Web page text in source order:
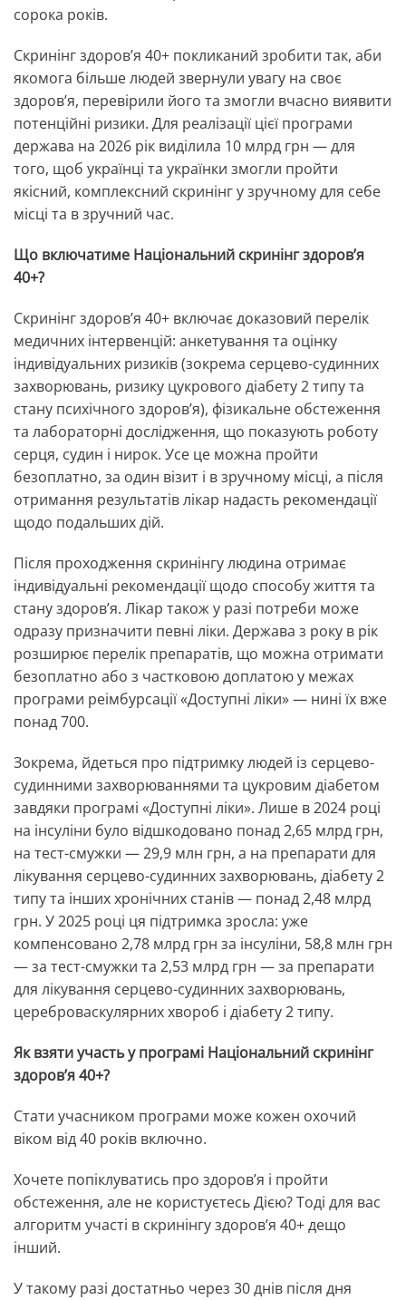
сорока років.
Скринінг здоров’я 40+ покликаний зробити так, аби
якомога більше людей звернули увагу на своє
здоров’я, перевірили його та змогли вчасно виявити
потенційні ризики. Для реалізації цієї програми
держава на 2026 рік виділила 10 млрд грн — для
того, щоб українці та українки змогли пройти
якісний, комплексний скринінг у зручному для себе
місці та в зручний час.
Що включатиме Національний скринінг здоров’я
40+?
Скринінг здоров’я 40+ включає доказовий перелік
медичних інтервенцій: анкетування та оцінку
індивідуальних ризиків (зокрема серцево-судинних
захворювань, ризику цукрового діабету 2 типу та
стану психічного здоров’я), фізикальне обстеження
та лабораторні дослідження, що показують роботу
серця, судин і нирок. Усе це можна пройти
безоплатно, за один візит і в зручному місці, а після
отримання результатів лікар надасть рекомендації
щодо подальших дій.
Після проходження скринінгу людина отримає
індивідуальні рекомендації щодо способу життя та
стану здоров’я. Лікар також у разі потреби може
одразу призначити певні ліки. Держава з року в рік
розширює перелік препаратів, що можна отримати
безоплатно або з частковою доплатою у межах
програми реімбурсації «Доступні ліки» — нині їх вже
понад 700.
Зокрема, йдеться про підтримку людей із серцево-
судинними захворюваннями та цукровим діабетом
завдяки програмі «Доступні ліки». Лише в 2024 році
на інсуліни було відшкодовано понад 2,65 млрд грн,
на тест-смужки — 29,9 млн грн, а на препарати для
лікування серцево-судинних захворювань, діабету 2
типу та інших хронічних станів — понад 2,48 млрд
грн. У 2025 році ця підтримка зросла: уже
компенсовано 2,78 млрд грн за інсуліни, 58,8 млн грн
— за тест-смужки та 2,53 млрд грн — за препарати
для лікування серцево-судинних захворювань,
цереброваскулярних хвороб і діабету 2 типу.
Як взяти участь у програмі Національний скринінг
здоров’я 40+?
Стати учасником програми може кожен охочий
віком від 40 років включно.
Хочете попіклуватись про здоров’я і пройти
обстеження, але не користуєтесь Дією? Тоді для вас
алгоритм участі в скринінгу здоров’я 40+ дещо
інший.
У такому разі достатньо через 30 днів після дня